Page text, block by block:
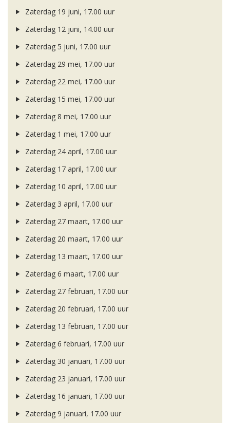
Zaterdag 19 juni, 17.00 uur
Zaterdag 12 juni, 14.00 uur
Zaterdag 5 juni, 17.00 uur
Zaterdag 29 mei, 17.00 uur
Zaterdag 22 mei, 17.00 uur
Zaterdag 15 mei, 17.00 uur
Zaterdag 8 mei, 17.00 uur
Zaterdag 1 mei, 17.00 uur
Zaterdag 24 april, 17.00 uur
Zaterdag 17 april, 17.00 uur
Zaterdag 10 april, 17.00 uur
Zaterdag 3 april, 17.00 uur
Zaterdag 27 maart, 17.00 uur
Zaterdag 20 maart, 17.00 uur
Zaterdag 13 maart, 17.00 uur
Zaterdag 6 maart, 17.00 uur
Zaterdag 27 februari, 17.00 uur
Zaterdag 20 februari, 17.00 uur
Zaterdag 13 februari, 17.00 uur
Zaterdag 6 februari, 17.00 uur
Zaterdag 30 januari, 17.00 uur
Zaterdag 23 januari, 17.00 uur
Zaterdag 16 januari, 17.00 uur
Zaterdag 9 januari, 17.00 uur